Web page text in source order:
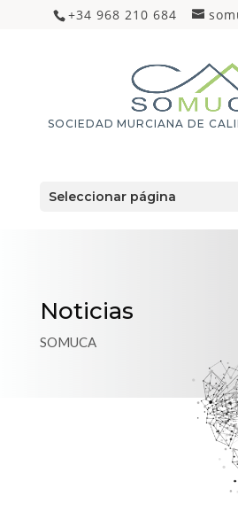
+34 968 210 684
SOCIEDAD MURCIANA DE
Seleccionar página
Noticias
SOMUCA